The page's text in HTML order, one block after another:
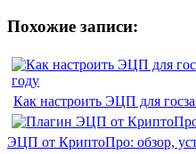
Похожие записи:
Как настроить ЭЦП для
ЭЦП от КриптоПро: обзор,